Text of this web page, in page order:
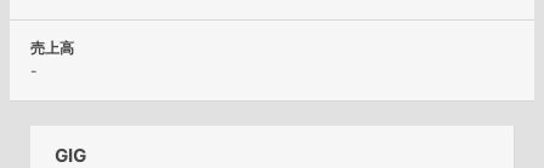
売上高
-
GIG